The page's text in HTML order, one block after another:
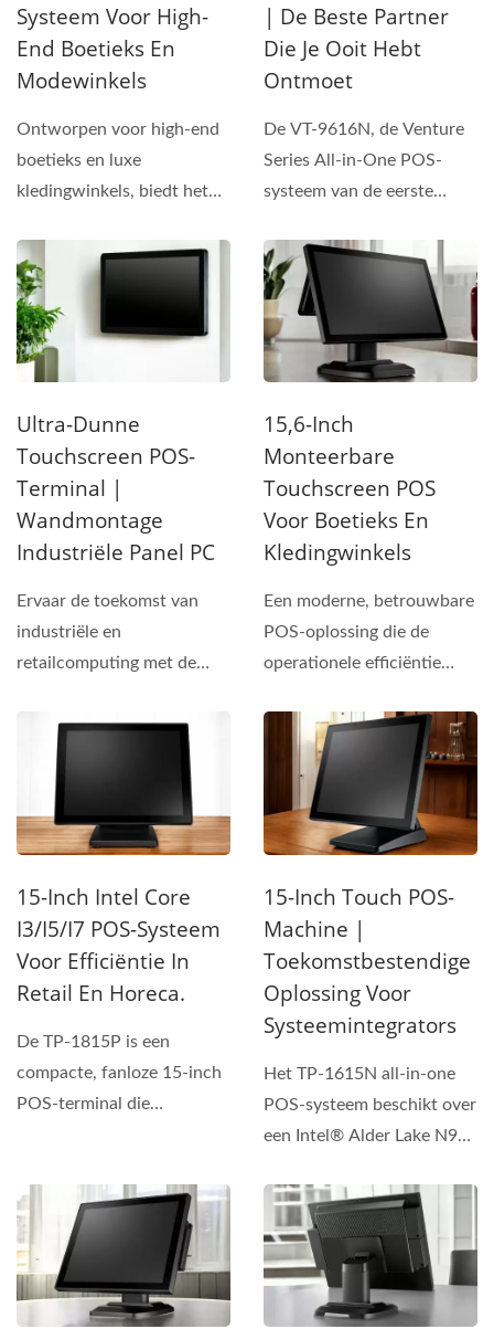
Systeem Voor High-
End Boetieks En
Modewinkels
Ontworpen voor high-end
boetieks en luxe
kledingwinkels, biedt het
Intel...
| De Beste Partner
Die Je Ooit Hebt
Ontmoet
De VT-9616N, de Venture
Series All-in-One POS-
systeem van de eerste
Ultra-Dunne
Touchscreen POS-
Terminal |
Wandmontage
Industriële Panel PC
Ervaar de toekomst van
industriële en
retailcomputing met de
slank...
15,6-Inch
Monteerbare
Touchscreen POS
Voor Boetieks En
Kledingwinkels
Een moderne, betrouwbare
POS-oplossing die de
operationele efficiëntie
klanttevredenheid...
15-Inch Intel Core
I3/i5/i7 POS-Systeem
Voor Efficiëntie In
Retail En Horeca.
De TP-1815P is een
compacte, fanloze 15-inch
POS-terminal die
15-Inch Touch POS-
Machine |
Toekomstbestendige
Oplossing Voor
Systeemintegrators
Het TP-1615N all-in-one
POS-systeem beschikt over
een Intel® Alder Lake N97-